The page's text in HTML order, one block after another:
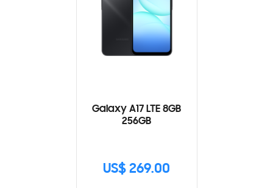
Galaxy A17 LTE 8GB
256GB
US$ 269.00